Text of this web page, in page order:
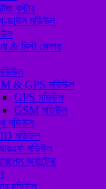
বুস্টার
ডাউন মডিউল
& মিস্ট মেকার
& GPS মডিউল
GPS মডিউল
GSM মডিউল
মডিউল
মডিউল
মডিউল
অ্যান্টেনা
মডিউল